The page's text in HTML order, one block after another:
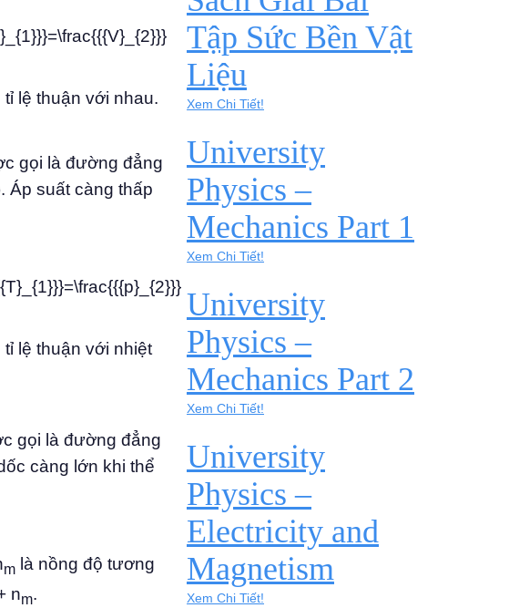
lệ thuận với nhau.
gọi là đường đẳng
Áp suất càng thấp
lệ thuận với nhiệt
gọi là đường đẳng
càng lớn khi thể
m là nồng độ tương
nm.
Tập Sức Bền Vật
Liệu
Xem Chi Tiết!
University
Physics –
Mechanics Part 1
Xem Chi Tiết!
University
Physics –
Mechanics Part 2
Xem Chi Tiết!
University
Physics –
Electricity and
Magnetism
Xem Chi Tiết!